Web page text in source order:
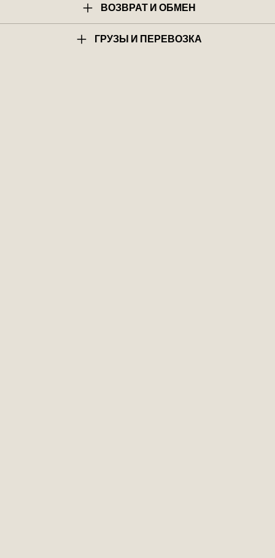
ВОЗВРАТ И ОБМЕН
ГРУЗЫ И ПЕРЕВОЗКА